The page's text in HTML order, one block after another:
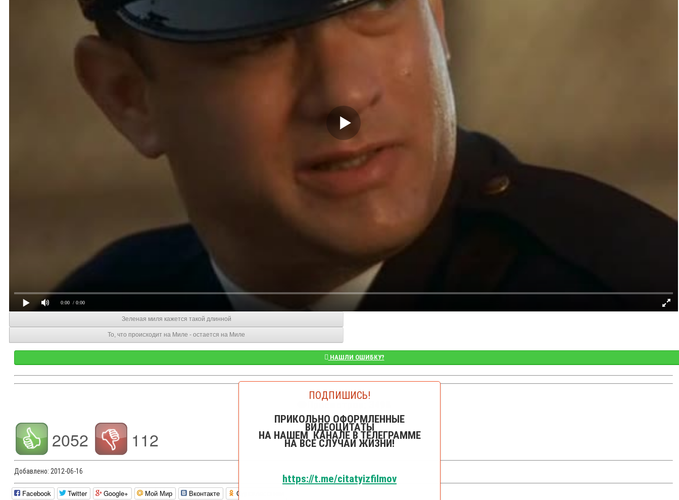
0:00 / 0:00
Зеленая миля кажется такой длинной
То, что происходит на Миле - остается на Миле
НАШЛИ ОШИБКУ?
👁️Просмотров: 3498
2052 112
Добавлено: 2012-06-16
Facebook Twitter Google+ Мой Мир Вконтакте Одноклассники
ПОДПИШИСЬ!
ПРИКОЛЬНО ОФОРМЛЕННЫЕ
ВИДЕОЦИТАТЫ
НА НАШЕМ КАНАЛЕ В ТЕЛЕГРАММЕ
НА ВСЕ СЛУЧАИ ЖИЗНИ!
https://t.me/citatyizfilmov